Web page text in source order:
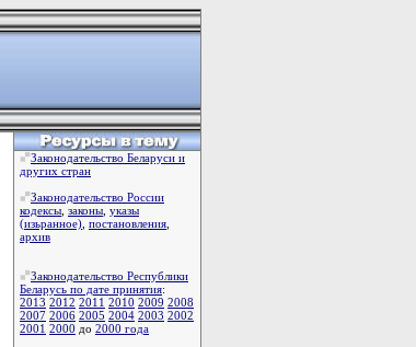
Законодательство Беларуси и
других стран
Законодательство России
кодексы законы указы
(изьранное) постановления
архив
Законодательство Республики
Беларусь по дате принятия:
2013 2012 2011 2010 2009 2008
2007 2006 2005 2004 2003 2002
2001 2000 до 2000 года